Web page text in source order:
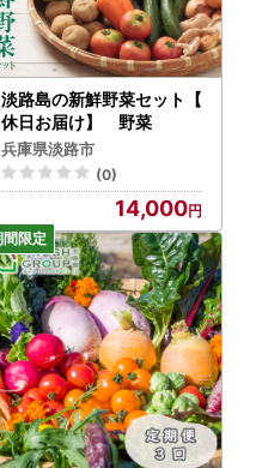
淡路島の新鮮野菜セット【
休日お届け】 野菜
兵庫県淡路市
(0)
14,000